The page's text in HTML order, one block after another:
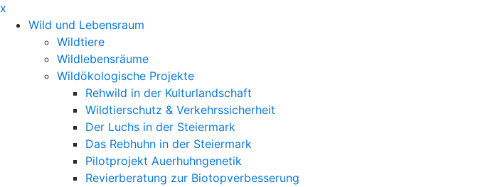
x
Wild und Lebensraum
Wildtiere
Wildlebensräume
Wildökologische Projekte
Rehwild in der Kulturlandschaft
Wildtierschutz & Verkehrssicherheit
Der Luchs in der Steiermark
Das Rebhuhn in der Steiermark
Pilotprojekt Auerhuhngenetik
Revierberatung zur Biotopverbesserung